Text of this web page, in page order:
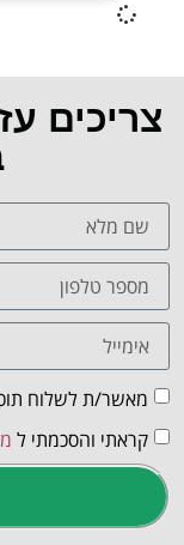
צריכים
מאשר/ת לשלוח
קראתי והסכמתי ל